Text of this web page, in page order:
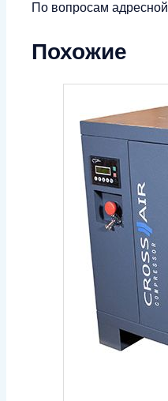
По вопросам
Похожие